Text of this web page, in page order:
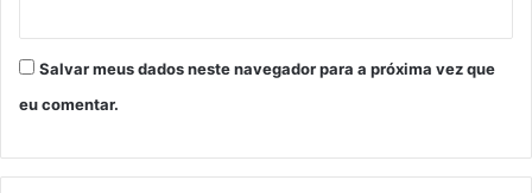
Salvar meus dados neste navegador para a próxima vez que
eu comentar.